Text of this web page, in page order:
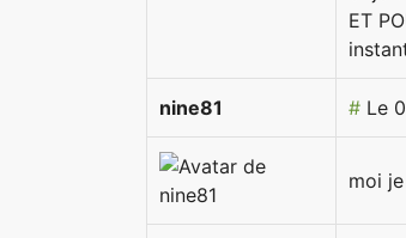
ET
nine81 # Le
moi